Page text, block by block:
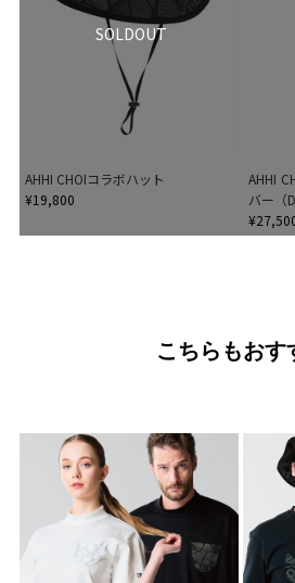
SOLDOUT
AHHI CHOIコラボハット
¥19,800
AHHI
バー（
こちらもおす